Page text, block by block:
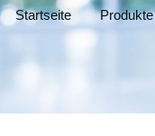
Startseite Produkte